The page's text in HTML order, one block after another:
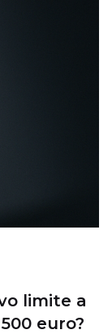
limite a
euro?